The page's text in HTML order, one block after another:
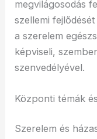
megvilágosodás
szellemi
a szerelem
képviseli,
szenvedélyével.
Központi témák
Szerelem és